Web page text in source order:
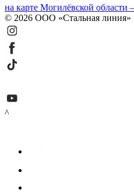
на карте Могилёвской
© 2026 ООО «Стальная линия»
^